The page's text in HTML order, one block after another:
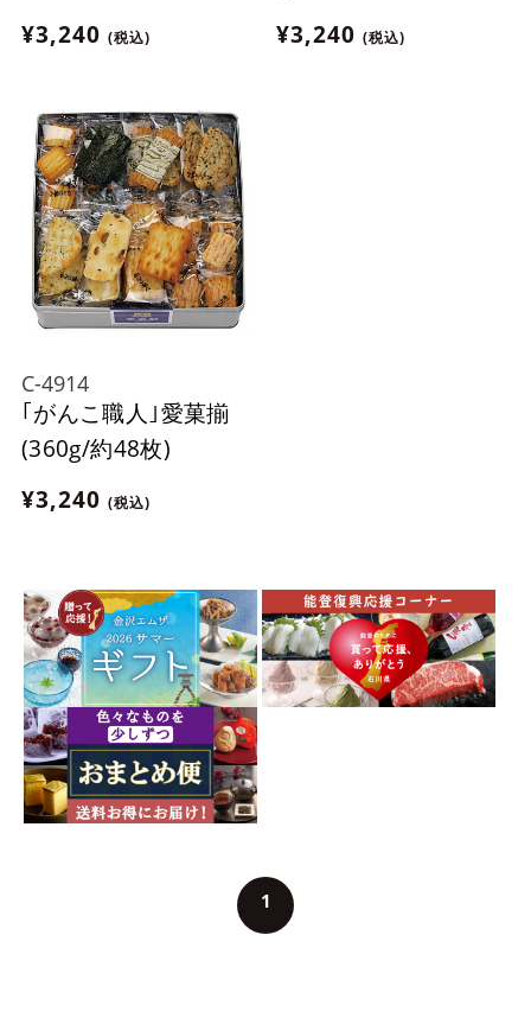
¥3,240 (税込)
¥3,240 (税込)
C-4914
｢がんこ職人｣愛菓揃
(360g/約48枚)
¥3,240 (税込)
1